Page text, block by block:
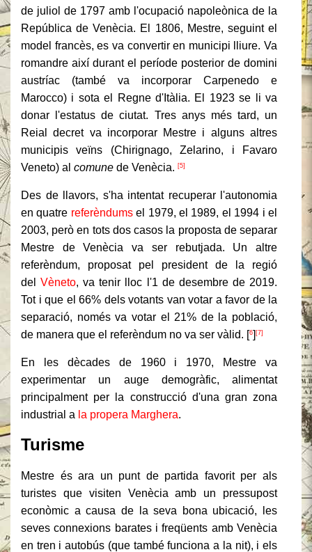
de juliol de 1797 amb l'ocupació napoleònica de la
República de Venècia. El 1806, Mestre, seguint el
model francès, es va convertir en municipi lliure. Va
romandre així durant el període posterior de domini
austríac (també va incorporar Carpenedo e
Marocco) i sota el Regne d'Itàlia. El 1923 se li va
donar l'estatus de ciutat. Tres anys més tard, un
Reial decret va incorporar Mestre i alguns altres
municipis veïns (Chirignago, Zelarino, i Favaro
Veneto) al comune de Venècia. [5]
Des de llavors, s'ha intentat recuperar l'autonomia
en quatre referèndumsel 1979, el 1989, el 1994 i el
2003, però en tots dos casos la proposta de separar
Mestre de Venècia va ser rebutjada. Un altre
referèndum, proposat pel president de la regió
delVèneto, va tenir lloc l'1 de desembre de 2019.
Tot i que el 66% dels votants van votar a favor de la
separació, només va votar el 21% de la població,
de manera que el referèndum no va ser vàlid. [6] [7]
En les dècades de 1960 i 1970, Mestre va
experimentar un auge demogràfic, alimentat
principalment per la construcció d'una gran zona
industrial a la propera Marghera.
Turisme
Mestre és ara un punt de partida favorit per als
turistes que visiten Venècia amb un pressupost
econòmic a causa de la seva bona ubicació, les
seves connexions barates i freqüents amb Venècia
en tren i autobús (que també funciona a la nit), i els